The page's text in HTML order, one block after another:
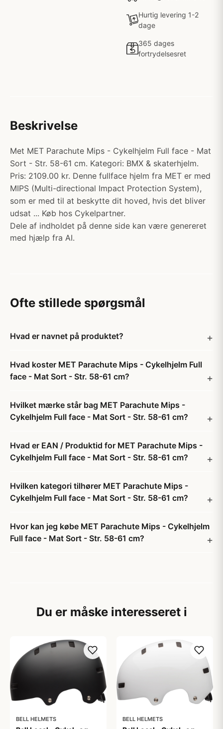
Hurtig levering 1-2
dage
365 dages
fortrydelsesret
Beskrivelse
Met MET Parachute Mips - Cykelhjelm Full face - Mat
Sort - Str. 58-61 cm. Kategori: BMX & skaterhjelm.
Pris: 2109.00 kr. Denne fullface hjelm fra MET er med
MIPS (Multi-directional Impact Protection System),
som er med til at beskytte dit hoved, hvis det bliver
udsat ... Køb hos Cykelpartner.
Dele af indholdet på denne side kan være genereret
med hjælp fra AI.
Ofte stillede spørgsmål
Hvad er navnet på produktet?
Hvad koster MET Parachute Mips - Cykelhjelm Full
face - Mat Sort - Str. 58-61 cm?
Hvilket mærke står bag MET Parachute Mips -
Cykelhjelm Full face - Mat Sort - Str. 58-61 cm?
Hvad er EAN / Produktid for MET Parachute Mips -
Cykelhjelm Full face - Mat Sort - Str. 58-61 cm?
Hvilken kategori tilhører MET Parachute Mips -
Cykelhjelm Full face - Mat Sort - Str. 58-61 cm?
Hvor kan jeg købe MET Parachute Mips - Cykelhjelm
Full face - Mat Sort - Str. 58-61 cm?
Du er måske interesseret i
BELL HELMETS BELL HELMETS